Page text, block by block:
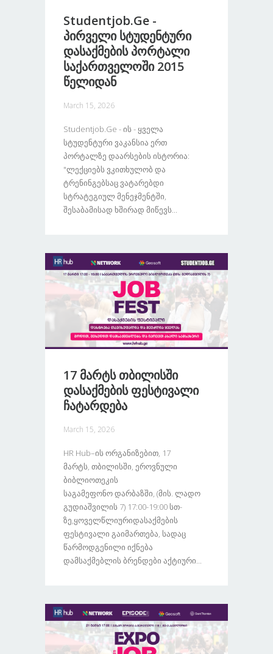
Studentjob.ge -
Პირველი Სტუდენტური
Დასაქმების Პორტალი
Საქართველოში 2015
Წელიდან
March 15, 2026
Studentjob.ge - Ის - Ყველა
Სტუდენტური Ვაკანსია Ერთ
Პორტალზე Დაარსების Ისტორია:
"ლექციებს Ვკითხულობ Და
Ტრენინგებსაც Ვატარებდი
Სტრატეგიულ Მენეჯმენტში,
Შესაბამისად Ხშირად Მიწევს...
17 Მარტს Თბილისში
Დასაქმების Ფესტივალი
Ჩატარდება
March 15, 2026
HR Hub–Ის Ორგანიზებით, 17
Მარტს, Თბილისში, Ეროვნული
Ბიბლიოთეკის
Საგამეფონო Დარბაზში, (მის. Ლადო
Გუდიაშვილის 7) 17:00-19:00 Სთ-
Ზე,ყოველწლიურიდასაქმების
Ფესტივალი Გაიმართება, Სადაც
Წარმოდგენილი Იქნება
Დამსაქმებლის Ბრენდები Აქტიური...